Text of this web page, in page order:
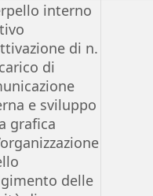
interno
di n.
di
e sviluppo
grafica
delle